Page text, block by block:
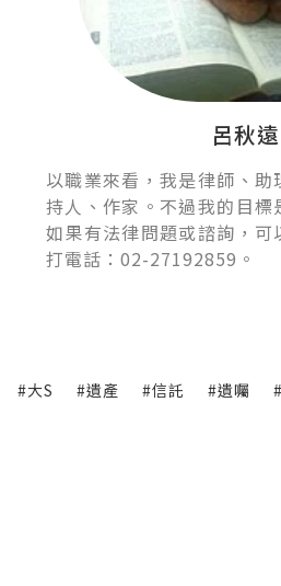
呂秋遠
以職業來看，我是律師、助
持人、作家。不過我的目標
如果有法律問題或諮詢，
打電話：02-27192859。
#大S #遺產 #信託 #遺囑